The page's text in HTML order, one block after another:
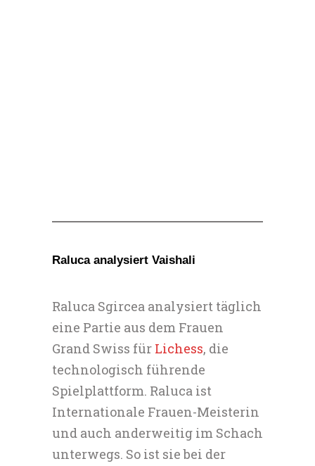
Raluca analysiert Vaishali
Raluca Sgircea analysiert täglich
eine Partie aus dem Frauen
Grand Swiss für Lichess, die
technologisch führende
Spielplattform. Raluca ist
Internationale Frauen-Meisterin
und auch anderweitig im Schach
unterwegs. So ist sie bei der